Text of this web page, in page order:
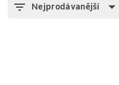
Nejprodávanější